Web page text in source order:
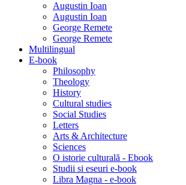
Augustin Ioan
Augustin Ioan
George Remete
George Remete
Multilingual
E-book
Philosophy
Theology
History
Cultural studies
Social Studies
Letters
Arts & Architecture
Sciences
O istorie culturală - Ebook
Studii si eseuri e-book
Libra Magna - e-book